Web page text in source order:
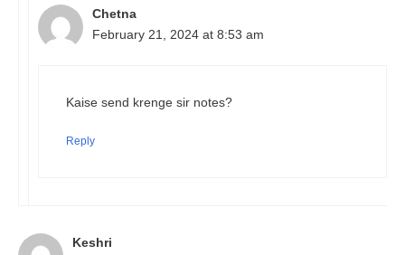
Chetna
February 21, 2024 at 8:53 am
Kaise send krenge sir notes?
Reply
Keshri